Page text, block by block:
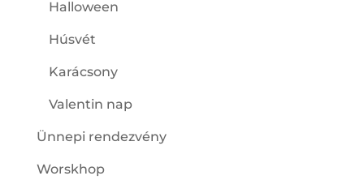
Halloween
Húsvét
Karácsony
Valentin nap
Ünnepi rendezvény
Worskhop